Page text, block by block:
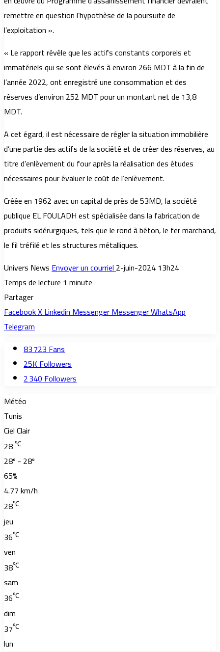
remettre en question l’hypothèse de la poursuite de
l’exploitation ».
« Le rapport révèle que les actifs constants corporels et
immatériels qui se sont élevés à environ 266 MDT à la fin de
l’année 2022, ont enregistré une consommation et des
réserves d’environ 252 MDT pour un montant net de 13,8
MDT.
A cet égard, il est nécessaire de régler la situation immobilière
d’une partie des actifs de la société et de créer des réserves, au
titre d’enlèvement du four après la réalisation des études
nécessaires pour évaluer le coût de l’enlèvement.
Créée en 1962 avec un capital de près de 53MD, la société
publique EL FOULADH est spécialisée dans la fabrication de
produits sidérurgiques, tels que le rond à béton, le fer marchand,
le fil tréfilé et les structures métalliques.
Univers NewsEnvoyer un courriel2-juin-2024 13h24
Temps de lecture 1 minute
Partager
FacebookXLinkedinMessengerMessengerWhatsApp
Telegram
83 723Fans
25KFollowers
2 340Followers
Météo
Tunis
Ciel Clair
28℃
28º - 28º
65%
4.77 km/h
28℃
jeu
36℃
ven
38℃
sam
36℃
dim
37℃
lun